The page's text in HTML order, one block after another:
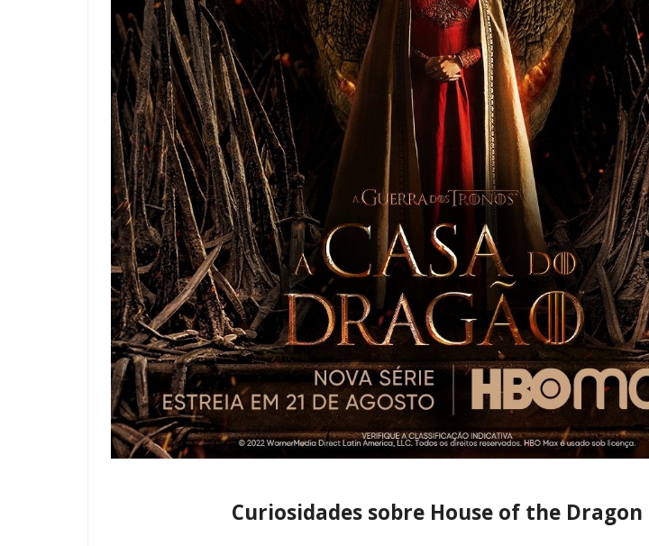
Curiosidades sobre House of the Dragon